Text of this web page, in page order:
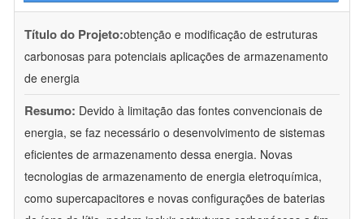
Título do Projeto:obtenção e modificação de estruturas
carbonosas para potenciais aplicações de armazenamento
de energia
Resumo: Devido à limitação das fontes convencionais de
energia, se faz necessário o desenvolvimento de sistemas
eficientes de armazenamento dessa energia. Novas
tecnologias de armazenamento de energia eletroquímica,
como supercapacitores e novas configurações de baterias